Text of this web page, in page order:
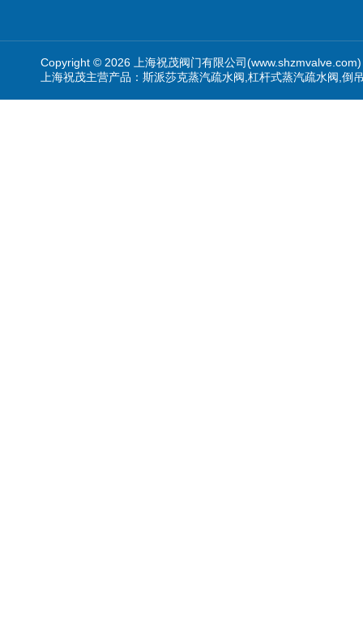
Copyright © 2026 上海祝茂阀门有限公司
上海祝茂主营产品：斯派莎克蒸汽疏水阀,杠杆式蒸汽疏水阀,倒